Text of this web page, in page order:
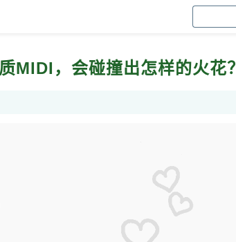
MIDI，会碰撞出怎样的火花？